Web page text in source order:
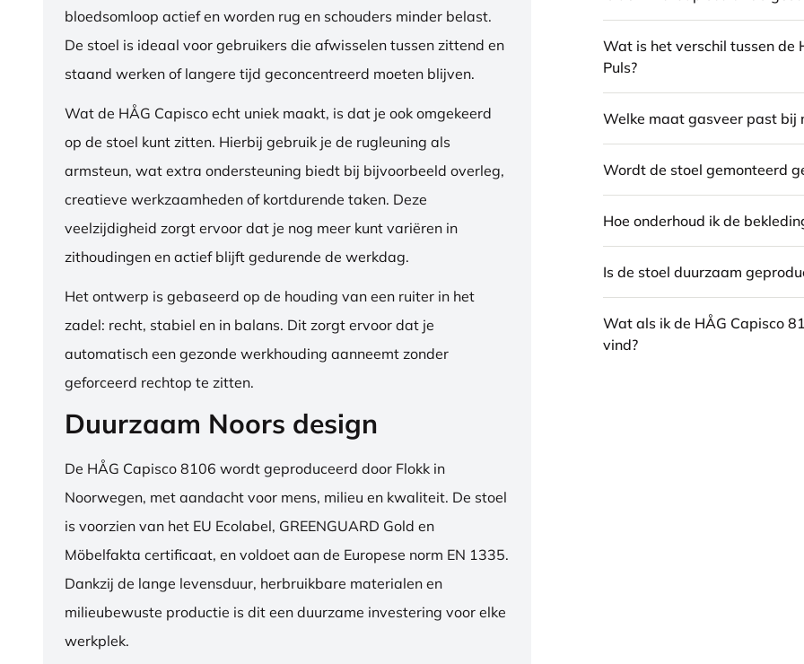
bloedsomloop actief en worden rug en schouders minder belast.
De stoel is ideaal voor gebruikers die afwisselen tussen zittend en
staand werken of langere tijd geconcentreerd moeten blijven.
Wat de HÅG Capisco echt uniek maakt, is dat je ook omgekeerd
op de stoel kunt zitten. Hierbij gebruik je de rugleuning als
armsteun, wat extra ondersteuning biedt bij bijvoorbeeld overleg,
creatieve werkzaamheden of kortdurende taken. Deze
veelzijdigheid zorgt ervoor dat je nog meer kunt variëren in
zithoudingen en actief blijft gedurende de werkdag.
Het ontwerp is gebaseerd op de houding van een ruiter in het
zadel: recht, stabiel en in balans. Dit zorgt ervoor dat je
automatisch een gezonde werkhouding aanneemt zonder
geforceerd rechtop te zitten.
Duurzaam Noors design
De HÅG Capisco 8106 wordt geproduceerd door Flokk in
Noorwegen, met aandacht voor mens, milieu en kwaliteit. De stoel
is voorzien van het EU Ecolabel, GREENGUARD Gold en
Möbelfakta certificaat, en voldoet aan de Europese norm EN 1335.
Dankzij de lange levensduur, herbruikbare materialen en
milieubewuste productie is dit een duurzame investering voor elke
werkplek.
Wat is het verschil tussen de
Puls?
Welke maat gasveer past bij
Wordt de stoel gemonteerd
Hoe onderhoud ik de
Is de stoel duurzaam
Wat als ik de HÅG Capisco
vind?